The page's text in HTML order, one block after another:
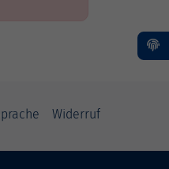
Widerruf